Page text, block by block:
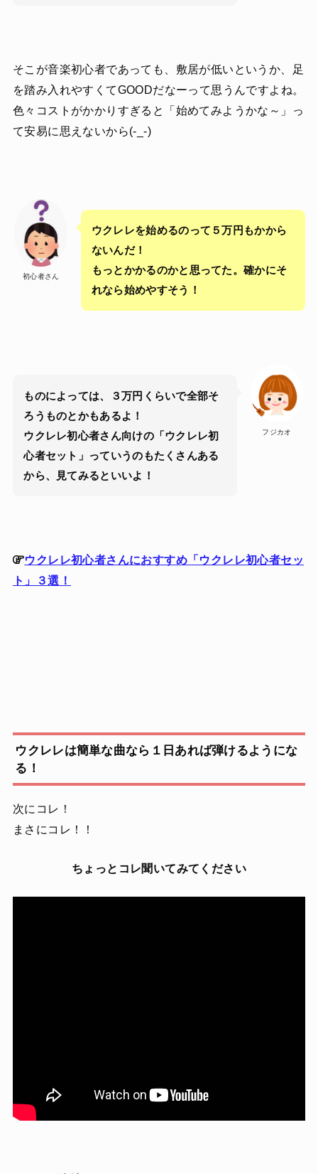
そこが音楽初心者であっても、敷居が低いというか、足
を踏み入れやすくてGOODだなーって思うんですよね。
色々コストがかかりすぎると「始めてみようかな～」っ
て安易に思えないから(-_-)
初心者さん
ウクレレを始めるのって５万円もかから
ないんだ！
もっとかかるのかと思ってた。確かにそ
れなら始めやすそう！
フジカオ
ものによっては、３万円くらいで全部そ
ろうものとかもあるよ！
ウクレレ初心者さん向けの「ウクレレ初
心者セット」っていうのもたくさんある
から、見てみるといいよ！
ウクレレ初心者さんにおすすめ「ウクレレ初心者セッ
ト」３選！
ウクレレは簡単な曲なら１日あれば弾けるようにな
る！
次にコレ！
まさにコレ！！
ちょっとコレ聞いてみてください